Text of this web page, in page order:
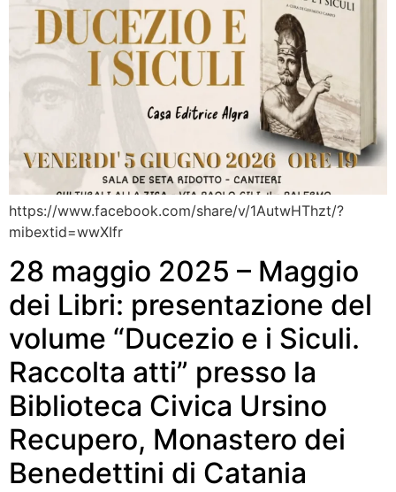
https://www.facebook.com/share/v/1AutwHThzt/?
mibextid=wwXIfr
28 maggio 2025 – Maggio
dei Libri: presentazione del
volume “Ducezio e i Siculi.
Raccolta atti” presso la
Biblioteca Civica Ursino
Recupero, Monastero dei
Benedettini di Catania